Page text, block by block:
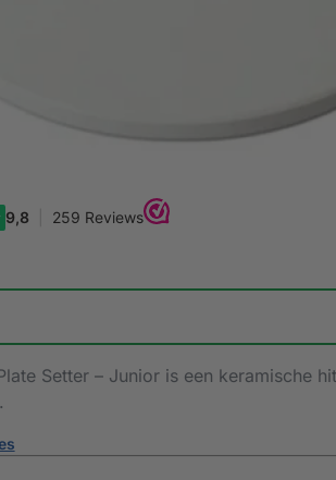
Joe Plate Setter –
Setter – Junior is een